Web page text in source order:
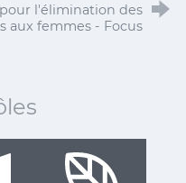
l'élimination des
aux femmes - Focus